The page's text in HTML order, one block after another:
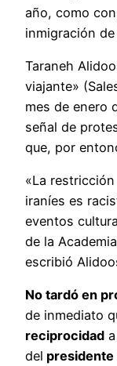
año, como
inmigración de
Taraneh
viajante»
mes de enero
señal de
que, por
«La
iraníes es
eventos
de la
escribió
No tardó en
de inmediato
reciprocidad a
del presidente